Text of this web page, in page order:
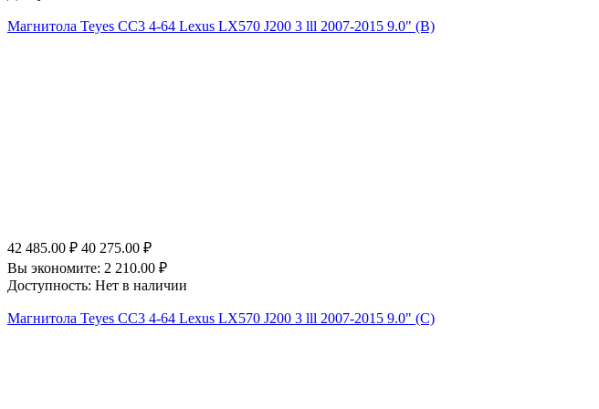
Магнитола Teyes CC3 4-64 Lexus LX570 J200 3 lll 2007-2015 9.0" (B)
42 485.00 ₽ 40 275.00 ₽
Вы экономите: 2 210.00 ₽
Доступность: Нет в наличии
Магнитола Teyes CC3 4-64 Lexus LX570 J200 3 lll 2007-2015 9.0" (C)